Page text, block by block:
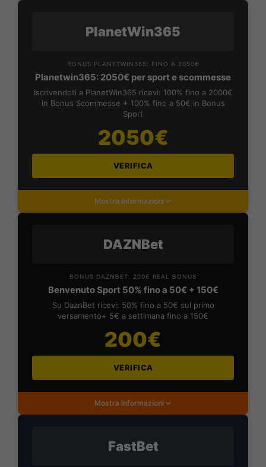
PlanetWin365
BONUS PLANETWIN365: FINO A 2050€
Planetwin365: 2050€ per sport e scommesse
Iscrivendoti a PlanetWin365 ricevi: 100% fino a 2000€
in Bonus Scommesse + 100% fino a 50€ in Bonus
Sport
2050€
VERIFICA
Mostra Informazioni
DAZNBet
BONUS DAZNBET: 200€ REAL BONUS
Benvenuto Sport 50% fino a 50€ + 150€
Su DaznBet ricevi: 50% fino a 50€ sul primo
versamento+ 5€ a settimana fino a 150€
200€
VERIFICA
Mostra Informazioni
FastBet